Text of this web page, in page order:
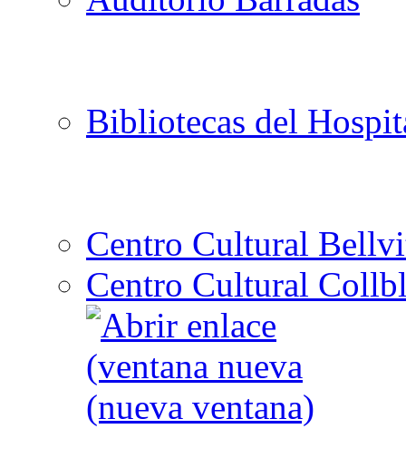
Bibliotecas del
Centro Cultural
Centro Cultural